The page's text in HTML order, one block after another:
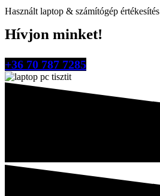
Használt laptop & számítógép értékesítés
Hívjon minket!
+36 70 787 7285